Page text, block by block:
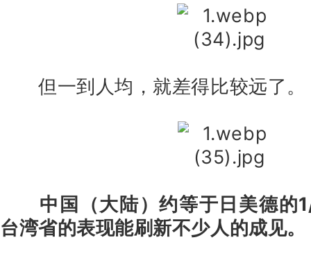
但一到人均，就差得比较远了
中国（大陆）约等于日美德的
台湾省的表现能刷新不少人的成见。